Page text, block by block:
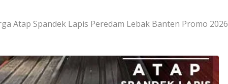
Atap Spandek Lapis Peredam Lebak Banten Promo 2026